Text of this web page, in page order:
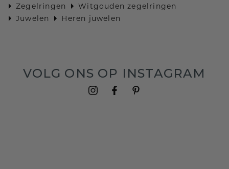
Zegelringen
Witgouden zegelringen
Juwelen
Heren juwelen
VOLG ONS OP INSTAGRAM